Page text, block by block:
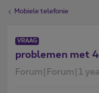
Mobiele telefonie
VRAAG
problemen met
Forum|Forum|1